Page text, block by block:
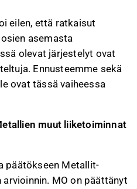
eilen, että ratkaisut
asemasta
olevat järjestelyt ovat
Ennusteemme sekä
ovat tässä vaiheessa
muut liiketoiminnat
päätökseen Metallit-
MO on päättänyt